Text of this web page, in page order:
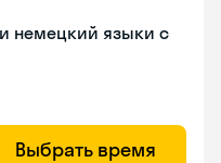
немецкий языки с
Выбрать время